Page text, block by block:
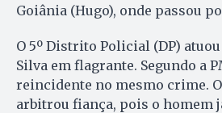
Goiânia (Hugo), onde passou
O 5º Distrito Policial (DP)
Silva em flagrante. Segundo a
reincidente no mesmo crime.
arbitrou fiança, pois o homem